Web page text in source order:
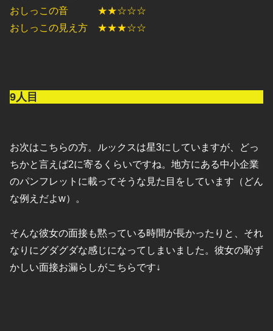
おしっこの音 ★★☆☆☆
おしっこの見え方 ★★★☆☆
9人目
お次はこちらの方。ルックスは星3にしていますが、どっ
ちかと言えば2に寄るくらいですね。地方にある中小企業
のパンフレットに載ってそうな見た目をしています（どん
な例えだよw）。
そんな彼女の面接も黙っている時間が長かったりと、それ
なりにグダグダな感じになってしまいました。彼女の恥ず
かしい面接お漏らしがこちらです↓